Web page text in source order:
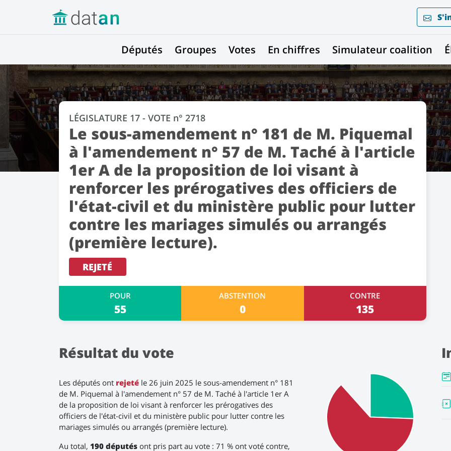
Députés Groupes Votes En chiffres Simulateur coalition
LÉGISLATURE 17 - VOTE n° 2718
Le sous-amendement n° 181 de M. Piquemal
à l'amendement n° 57 de M. Taché à l'article
1er A de la proposition de loi visant à
renforcer les prérogatives des officiers de
l'état-civil et du ministère public pour lutter
contre les mariages simulés ou arrangés
(première lecture).
REJETÉ
POUR
55
ABSTENTION
0
CONTRE
135
Résultat du vote
Les députés ont rejeté le 26 juin 2025 le sous-amendement n° 181
de M. Piquemal à l'amendement n° 57 de M. Taché à l'article 1er A
de la proposition de loi visant à renforcer les prérogatives des
officiers de l'état-civil et du ministère public pour lutter contre les
mariages simulés ou arrangés (première lecture).
Au total, 190 députés ont pris part au vote : 71 % ont voté contre,